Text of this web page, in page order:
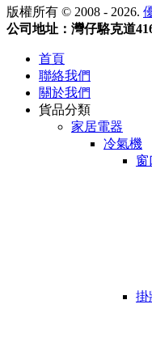
版權所有 © 2008 - 2026.
公司地址：灣仔駱克道
首頁
聯絡我們
關於我們
貨品分類
家居電器
冷氣機
窗
掛